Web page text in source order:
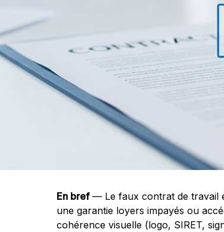
En bref— Le faux contrat de travail
une garantie loyers impayés ou
cohérence visuelle (logo, SIRET,